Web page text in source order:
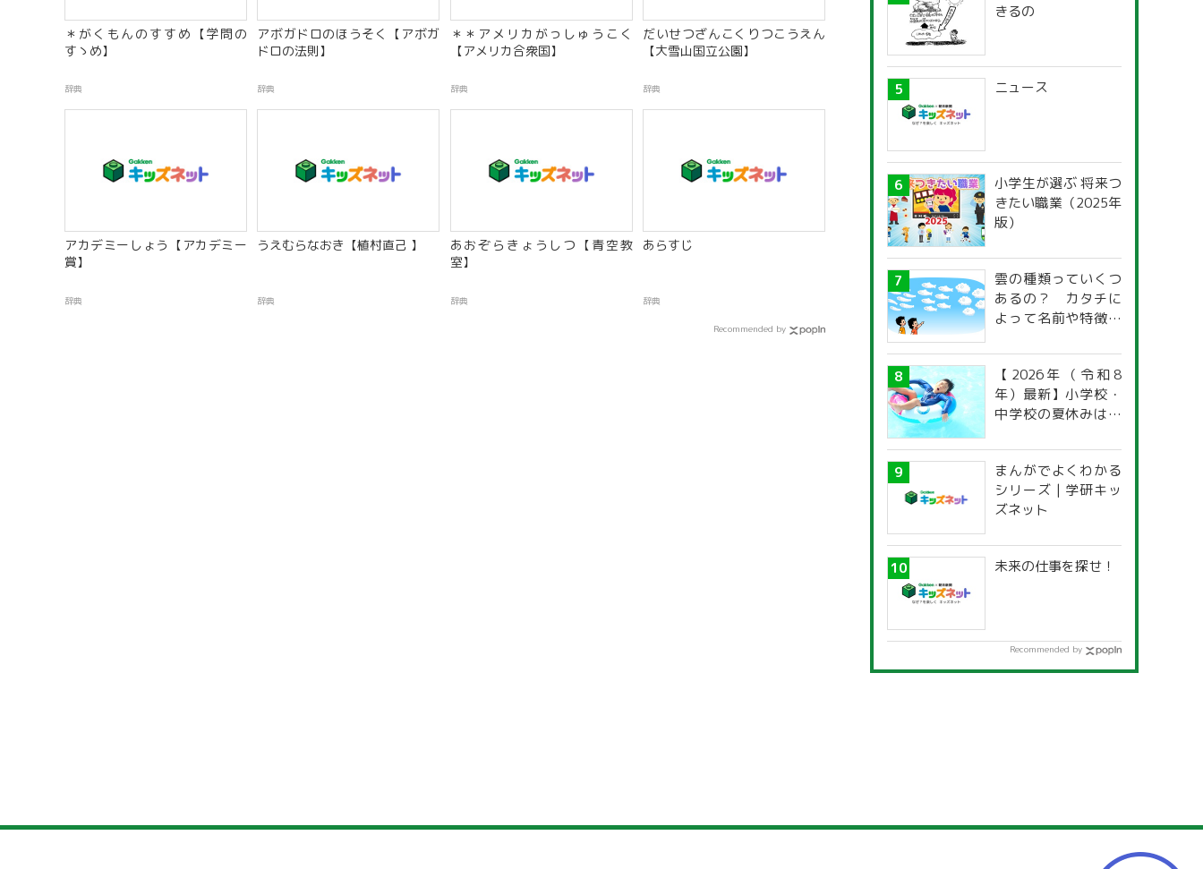
＊がくもんのすすめ【学問の
すゝめ】
辞典
アボガドロのほうそく【アボガ
ドロの法則】
辞典
＊＊アメリカがっしゅうこく
【アメリカ合衆国】
辞典
だいせつざんこくりつこうえん
【大雪山国立公園】
辞典
アカデミーしょう【アカデミー
賞】
辞典
うえむらなおき【植村直己 】
辞典
あおぞらきょうしつ【青空教
室】
辞典
あらすじ
辞典
Recommended by
きるの
ニュース
小学生が選ぶ 将来つ
きたい職業（2025年
版）
雲の種類っていくつ
あるの？ カタチに
よって名前や特徴が
【2026年（令和8
年）最新】小学校・
中学校の夏休みはい
道府県別「夏季休暇
一覧」
まんがでよくわかる
シリーズ | 学研キッ
ズネット
未来の仕事を探せ！
Recommended by